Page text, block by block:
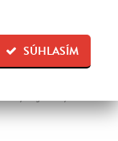
SÚHLASÍM
místo, kde se